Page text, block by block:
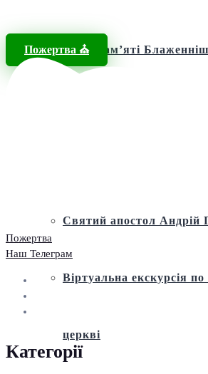
Фонд пам’яті
Святий апостол Андрій
Віртуальна екскурсія по
церкві
Пожертва ⛪️
Пожертва
Наш Телеграм
Категорії